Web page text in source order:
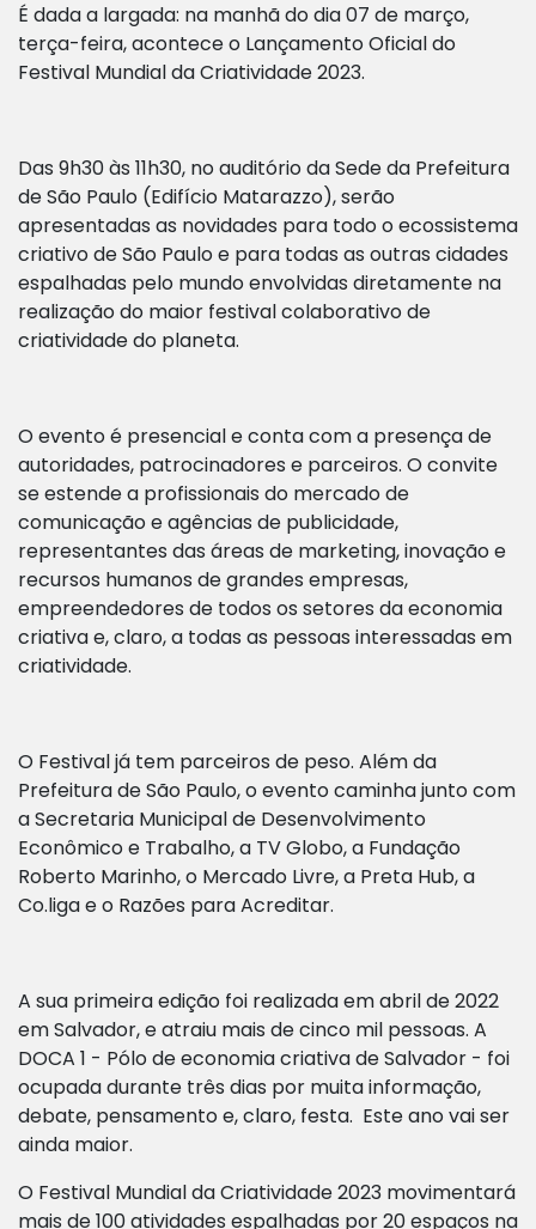
É dada a largada: na manhã do dia 07 de março,
terça-feira, acontece o Lançamento Oficial do
Festival Mundial da Criatividade 2023.
Das 9h30 às 11h30, no auditório da Sede da Prefeitura
de São Paulo (Edifício Matarazzo), serão
apresentadas as novidades para todo o ecossistema
criativo de São Paulo e para todas as outras cidades
espalhadas pelo mundo envolvidas diretamente na
realização do maior festival colaborativo de
criatividade do planeta.
O evento é presencial e conta com a presença de
autoridades, patrocinadores e parceiros. O convite
se estende a profissionais do mercado de
comunicação e agências de publicidade,
representantes das áreas de marketing, inovação e
recursos humanos de grandes empresas,
empreendedores de todos os setores da economia
criativa e, claro, a todas as pessoas interessadas em
criatividade.
O Festival já tem parceiros de peso. Além da
Prefeitura de São Paulo, o evento caminha junto com
a Secretaria Municipal de Desenvolvimento
Econômico e Trabalho, a TV Globo, a Fundação
Roberto Marinho, o Mercado Livre, a Preta Hub, a
Co.liga e o Razões para Acreditar.
A sua primeira edição foi realizada em abril de 2022
em Salvador, e atraiu mais de cinco mil pessoas. A
DOCA 1 - Pólo de economia criativa de Salvador - foi
ocupada durante três dias por muita informação,
debate, pensamento e, claro, festa. Este ano vai ser
ainda maior.
O Festival Mundial da Criatividade 2023 movimentará
mais de 100 atividades espalhadas por 20 espaços na